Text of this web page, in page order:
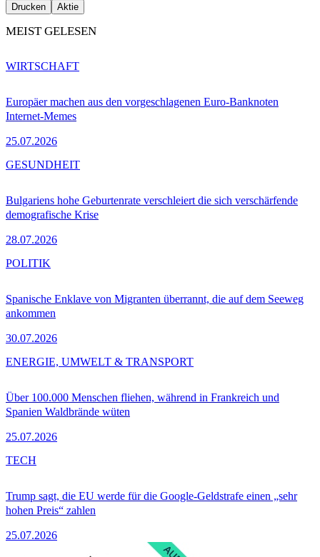
Drucken Aktie
MEIST GELESEN
Europäer machen aus den vorgeschlagenen Euro-Banknoten
Internet-Memes
25.07.2026
WIRTSCHAFT
Bulgariens hohe Geburtenrate verschleiert die sich verschärfende
demografische Krise
28.07.2026
GESUNDHEIT
Spanische Enklave von Migranten überrannt, die auf dem Seeweg
ankommen
30.07.2026
POLITIK
Über 100.000 Menschen fliehen, während in Frankreich und
Spanien Waldbrände wüten
25.07.2026
ENERGIE, UMWELT & TRANSPORT
Trump sagt, die EU werde für die Google-Geldstrafe einen „sehr
hohen Preis“ zahlen
25.07.2026
TECH